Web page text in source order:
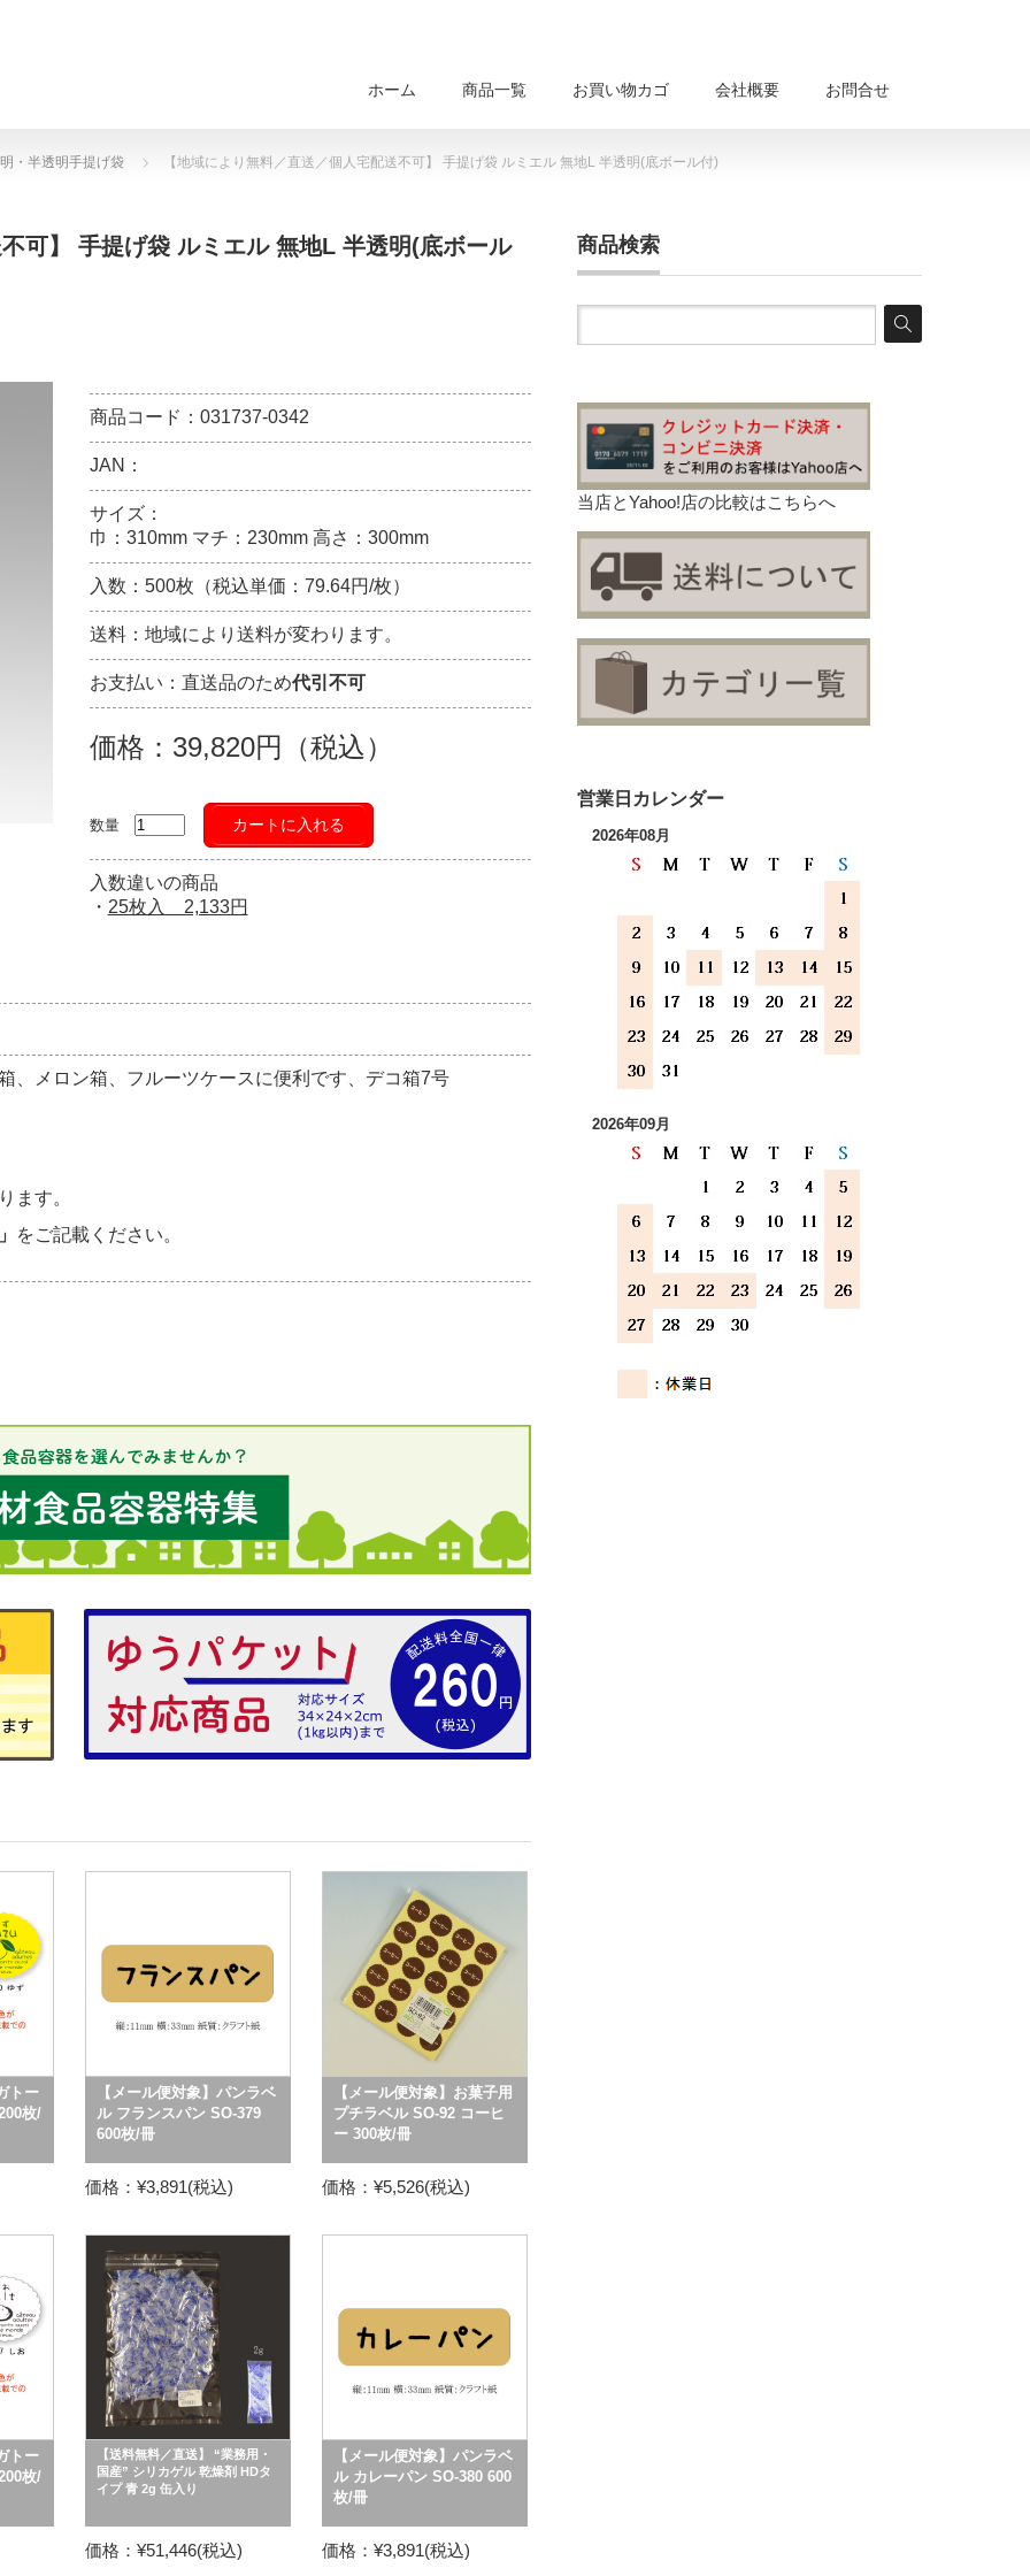
ホーム 商品一覧 お買い物カゴ 会社概要 お問合せ
・半透明手提げ袋 【地域により無料／直送／個人宅配送不可】 手提げ袋 ルミエル 無地L 半透明(底ボール付)
可】 手提げ袋 ルミエル 無地L 半透明(底ボール
商品コード：031737-0342
JAN：
サイズ：
巾：310mm マチ：230mm 高さ：300mm
入数：500枚（税込単価：79.64円/枚）
送料：地域により送料が変わります。
お支払い：直送品のため代引不可
価格：39,820円（税込）
数量 カートに入れる
入数違いの商品
・ 25枚入 2,133円
、メロン箱、フルーツケースに便利です、デコ箱7号
ます。
をご記載ください。
トー
枚/
【メール便対象】パンラベ
ル フランスパン SO-379
600枚/冊
価格：¥3,891(税込)
【メール便対象】お菓子用
プチラベル SO-92 コーヒ
ー 300枚/冊
価格：¥5,526(税込)
トー
枚/
【送料無料／直送】 “業務用・
国産” シリカゲル 乾燥剤 HDタ
イプ 青 2g 缶入り
価格：¥51,446(税込)
【メール便対象】パンラベ
ル カレーパン SO-380 600
枚/冊
価格：¥3,891(税込)
商品検索
当店とYahoo!店の比較はこちらへ
営業日カレンダー
2026年08月
2026年09月